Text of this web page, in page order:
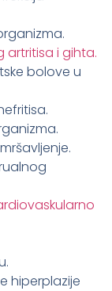
i gihta.
bolove u
hiperplazije